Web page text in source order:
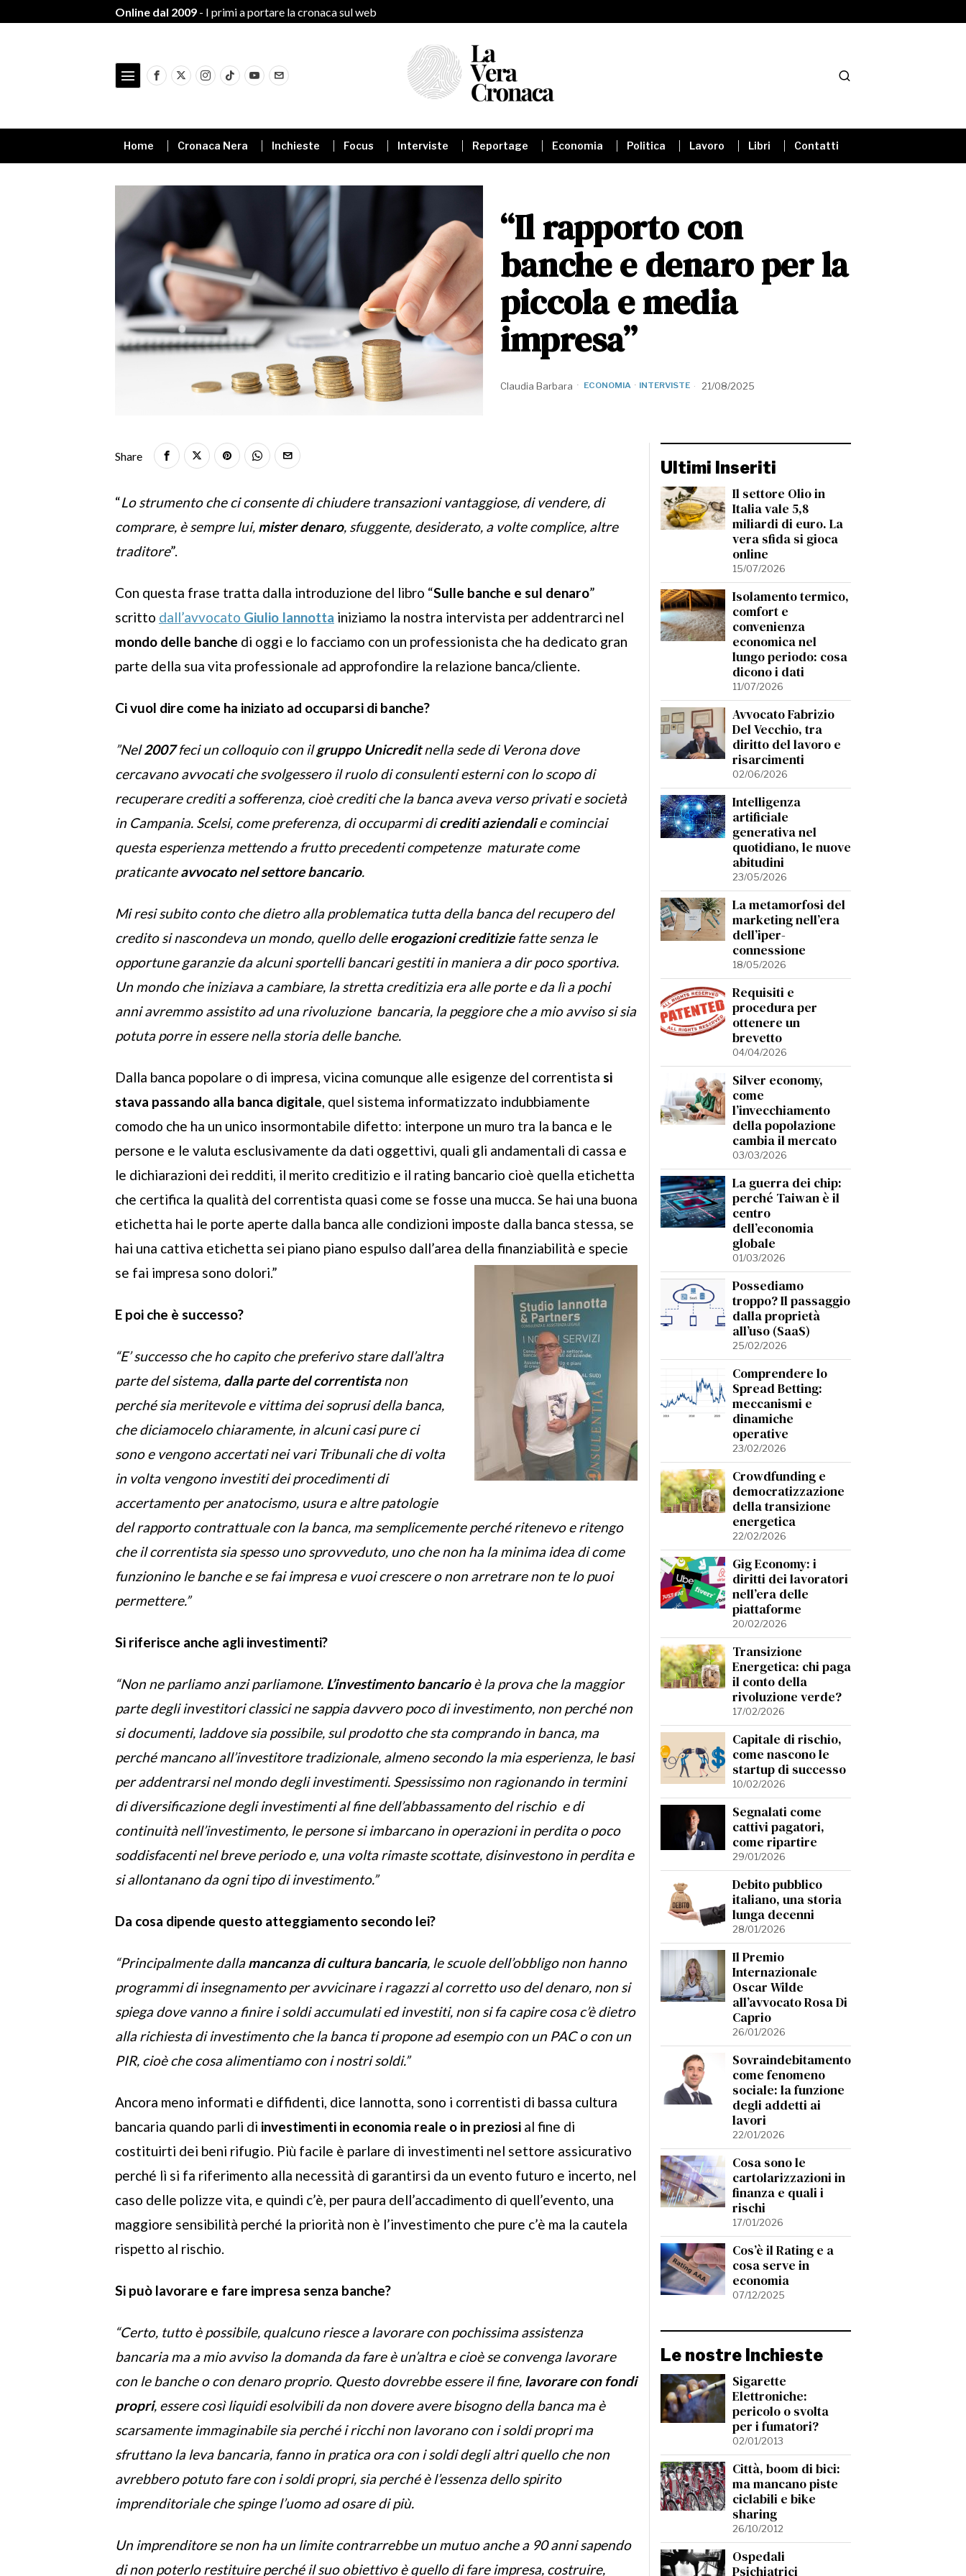
Online dal 2009 - I primi a portare la cronaca sul web
Home Cronaca Nera Inchieste Focus Interviste Reportage Economia Politica Lavoro Libri Contatti
“Il rapporto con
banche e denaro per la
piccola e media
impresa”
Claudia Barbara ECONOMIA · INTERVISTE 21/08/2025
Share
“Lo strumento che ci consente di chiudere transazioni vantaggiose, di vendere, di
comprare, è sempre lui, mister denaro, sfuggente, desiderato, a volte complice, altre
traditore”.
Con questa frase tratta dalla introduzione del libro “Sulle banche e sul denaro”
scritto dall’avvocato Giulio Iannotta iniziamo la nostra intervista per addentrarci nel
mondo delle banche di oggi e lo facciamo con un professionista che ha dedicato gran
parte della sua vita professionale ad approfondire la relazione banca/cliente.
Ci vuol dire come ha iniziato ad occuparsi di banche?
”Nel2007feci un colloquio con ilgruppo Unicreditnella sede di Verona dove
cercavano avvocati che svolgessero il ruolo di consulenti esterni con lo scopo di
recuperare crediti a sofferenza, cioè crediti che la banca aveva verso privati e società
in Campania. Scelsi, come preferenza, di occuparmi dicrediti aziendalie cominciai
questa esperienza mettendo a frutto precedenti competenze maturate come
praticanteavvocato nel settore bancario.
Mi resi subito conto che dietro alla problematica tutta della banca del recupero del
credito si nascondeva un mondo, quello delleerogazioni creditiziefatte senza le
opportune garanzie da alcuni sportelli bancari gestiti in maniera a dir poco sportiva.
Un mondo che iniziava a cambiare, la stretta creditizia era alle porte e da lì a pochi
anni avremmo assistito ad una rivoluzione bancaria, la peggiore che a mio avviso si sia
potuta porre in essere nella storia delle banche.
Dalla banca popolare o di impresa, vicina comunque alle esigenze del correntista si
stava passando alla banca digitale, quel sistema informatizzato indubbiamente
comodo che ha un unico insormontabile difetto: interpone un muro tra la banca e le
persone e le valuta esclusivamente da dati oggettivi, quali gli andamentali di cassa e
le dichiarazioni dei redditi, il merito creditizio e il rating bancario cioè quella etichetta
che certifica la qualità del correntista quasi come se fosse una mucca. Se hai una buona
etichetta hai le porte aperte dalla banca alle condizioni imposte dalla banca stessa, se
hai una cattiva etichetta sei piano piano espulso dall’area della finanziabilità e specie
se fai impresa sono dolori.”
E poi che è successo?
“E’ successo che ho capito che preferivo stare dall’altra
parte del sistema, dalla parte del correntistanon
perché sia meritevole e vittima dei soprusi della banca,
che diciamocelo chiaramente, in alcuni casi pure ci
sono e vengono accertati nei vari Tribunali che di volta
in volta vengono investiti dei procedimenti di
accertamento per anatocismo, usura e altre patologie
del rapporto contrattuale con la banca, ma semplicemente perché ritenevo e ritengo
che il correntista sia spesso uno sprovveduto, uno che non ha la minima idea di come
funzionino le banche e se fai impresa e vuoi crescere o non arretrare non te lo puoi
permettere.”
Si riferisce anche agli investimenti?
“Non ne parliamo anzi parliamone. L’investimento bancarioè la prova che la maggior
parte degli investitori classici ne sappia davvero poco di investimento, non perché non
si documenti, laddove sia possibile, sul prodotto che sta comprando in banca, ma
perché mancano all’investitore tradizionale, almeno secondo la mia esperienza, le basi
per addentrarsi nel mondo degli investimenti. Spessissimo non ragionando in termini
di diversificazione degli investimenti al fine dell’abbassamento del rischio e di
continuità nell’investimento, le persone si imbarcano in operazioni in perdita o poco
soddisfacenti nel breve periodo e, una volta rimaste scottate, disinvestono in perdita e
si allontanano da ogni tipo di investimento.”
Da cosa dipende questo atteggiamento secondo lei?
“Principalmente dallamancanza di cultura bancaria, le scuole dell’obbligo non hanno
programmi di insegnamento per avvicinare i ragazzi al corretto uso del denaro, non si
spiega dove vanno a finire i soldi accumulati ed investiti, non si fa capire cosa c’è dietro
alla richiesta di investimento che la banca ti propone ad esempio con un PAC o con un
PIR, cioè che cosa alimentiamo con i nostri soldi.”
Ancora meno informati e diffidenti, dice Iannotta, sono i correntisti di bassa cultura
bancaria quando parli di investimenti in economia reale o in preziosi al fine di
costituirti dei beni rifugio. Più facile è parlare di investimenti nel settore assicurativo
perché lì si fa riferimento alla necessità di garantirsi da un evento futuro e incerto, nel
caso delle polizze vita, e quindi c’è, per paura dell’accadimento di quell’evento, una
maggiore sensibilità perché la priorità non è l’investimento che pure c’è ma la cautela
rispetto al rischio.
Si può lavorare e fare impresa senza banche?
“Certo, tutto è possibile, qualcuno riesce a lavorare con pochissima assistenza
bancaria ma a mio avviso la domanda da fare è un’altra e cioè se convenga lavorare
con le banche o con denaro proprio. Questo dovrebbe essere il fine, lavorare con fondi
propri, essere così liquidi esolvibili da non dovere avere bisogno della banca ma è
scarsamente immaginabile sia perché i ricchi non lavorano con i soldi propri ma
sfruttano la leva bancaria, fanno in pratica ora con i soldi degli altri quello che non
avrebbero potuto fare con i soldi propri, sia perché è l’essenza dello spirito
imprenditoriale che spinge l’uomo ad osare di più.
Un imprenditore se non ha un limite contrarrebbe un mutuo anche a 90 anni sapendo
di non poterlo restituire perché il suo obiettivo è quello di fare impresa, costruire,
Ultimi Inseriti
Il settore Olio in
Italia vale 5,8
miliardi di euro. La
vera sfida si gioca
online
15/07/2026
Isolamento termico,
comfort e
convenienza
economica nel
lungo periodo: cosa
dicono i dati
11/07/2026
Avvocato Fabrizio
Del Vecchio, tra
diritto del lavoro e
risarcimenti
02/06/2026
Intelligenza
artificiale
generativa nel
quotidiano, le nuove
abitudini
23/05/2026
La metamorfosi del
marketing nell’era
dell’iper-
connessione
18/05/2026
Requisiti e
procedura per
ottenere un
brevetto
04/04/2026
Silver economy,
come
l’invecchiamento
della popolazione
cambia il mercato
03/03/2026
La guerra dei chip:
perché Taiwan è il
centro
dell’economia
globale
01/03/2026
Possediamo
troppo? Il passaggio
dalla proprietà
all’uso (SaaS)
25/02/2026
Comprendere lo
Spread Betting:
meccanismi e
dinamiche
operative
23/02/2026
Crowdfunding e
democratizzazione
della transizione
energetica
22/02/2026
Gig Economy: i
diritti dei lavoratori
nell’era delle
piattaforme
20/02/2026
Transizione
Energetica: chi paga
il conto della
rivoluzione verde?
17/02/2026
Capitale di rischio,
come nascono le
startup di successo
10/02/2026
Segnalati come
cattivi pagatori,
come ripartire
29/01/2026
Debito pubblico
italiano, una storia
lunga decenni
28/01/2026
Il Premio
Internazionale
Oscar Wilde
all’avvocato Rosa Di
Caprio
26/01/2026
Sovraindebitamento
come fenomeno
sociale: la funzione
degli addetti ai
lavori
22/01/2026
Cosa sono le
cartolarizzazioni in
finanza e quali i
rischi
17/01/2026
Cos’è il Rating e a
cosa serve in
economia
07/12/2025
Le nostre Inchieste
Sigarette
Elettroniche:
pericolo o svolta
per i fumatori?
02/01/2013
Città, boom di bici:
ma mancano piste
ciclabili e bike
sharing
26/10/2012
Ospedali
Psichiatrici